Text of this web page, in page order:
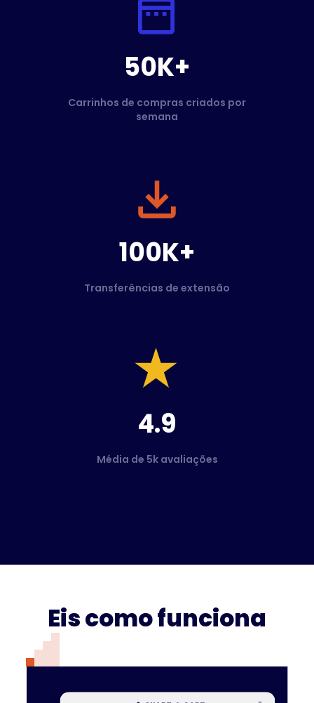
50K+
Carrinhos de compras criados por
semana
100K+
Transferências de extensão
4.9
Média de 5k avaliações
Eis como funciona